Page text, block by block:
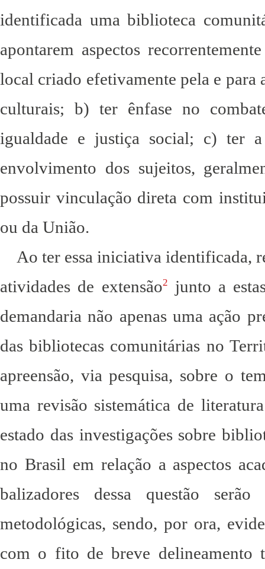
identificada uma biblioteca
apontarem aspectos
local criado efetivamente pela e para
culturais; b) ter ênfase no
igualdade e justiça social; c) ter
envolvimento dos sujeitos,
possuir vinculação direta com
ou da União.
Ao ter essa iniciativa identificada,
atividades de extensão2
junto a
demandaria não apenas uma ação
das bibliotecas comunitárias no
apreensão, via pesquisa, sobre o
uma revisão sistemática de
estado das investigações sobre
no Brasil em relação a aspectos
balizadores dessa questão
metodológicas, sendo, por ora,
com o fito de breve delineamento